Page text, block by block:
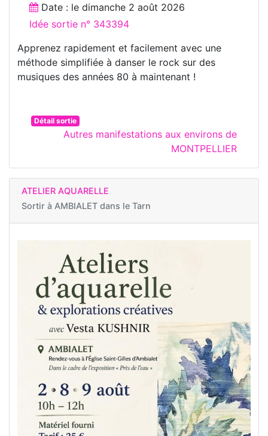
Date : le dimanche 2 août 2026
Idée sortie n° 343394
Apprenez rapidement et facilement avec une
méthode simplifiée à danser le rock sur des
musiques des années 80 à maintenant !
Détail sortie
Autres manifestations aux environs de
MONTPELLIER
ATELIER AQUARELLE
Sortir à AMBIALET dans le Tarn